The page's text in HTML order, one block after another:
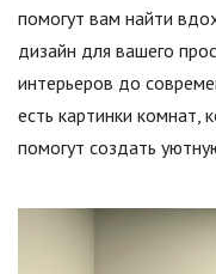
помогут вам найти
дизайн для вашего
интерьеров до
есть картинки
помогут создать